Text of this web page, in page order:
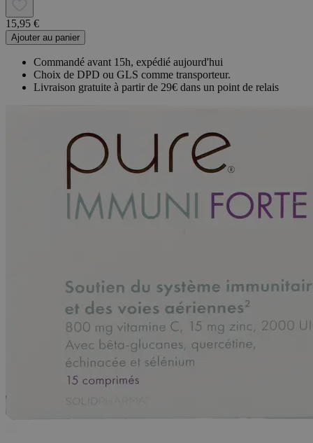
15,95 €
Ajouter au panier
Commandé avant 15h, expédié aujourd'hui
Choix de DPD ou GLS comme transporteur.
Livraison gratuite à partir de 29€ dans un point de relais